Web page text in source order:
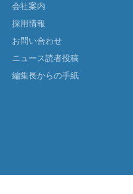
会社案内
採用情報
お問い合わせ
ニュース読者投稿
編集長からの手紙